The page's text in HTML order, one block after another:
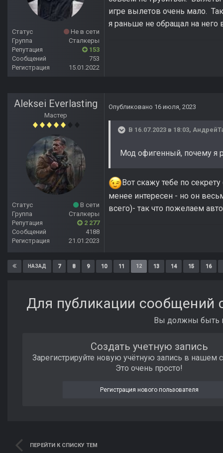
Статус
Не в сети
Группа
Сталкеры
Репутация
153
Сообщений
753
Регистрация
15.01.2022
игре вылетов очень мало.
я раньше не обращал на него
Aleksei Everlasting
Мастер
Статус
В сети
Группа
Сталкеры
Репутация
2 277
Сообщений
4188
Регистрация
21.01.2023
Опубликовано 16 июля, 2023
В 16.07.2023 в 18:03,
Мод офигенный, почему я
Вот скажу тебе по
менее интересен - но он
всего)- так что пожелаем
НАЗАД 7 8 9 10 11 12 13 14 15 16
Для публикации сообщений
Вы должны быть
Создать учетную запись
Зарегистрируйте новую учётную запись в нашем
Это очень просто!
Регистрация нового пользователя
ПЕРЕЙТИ К СПИСКУ ТЕМ